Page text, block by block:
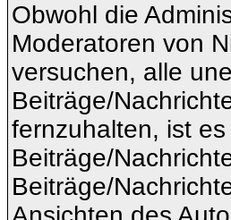
Obwohl die
Moderatoren von
versuchen, alle
Beiträge/
fernzuhalten, ist
Beiträge/
Beiträge/